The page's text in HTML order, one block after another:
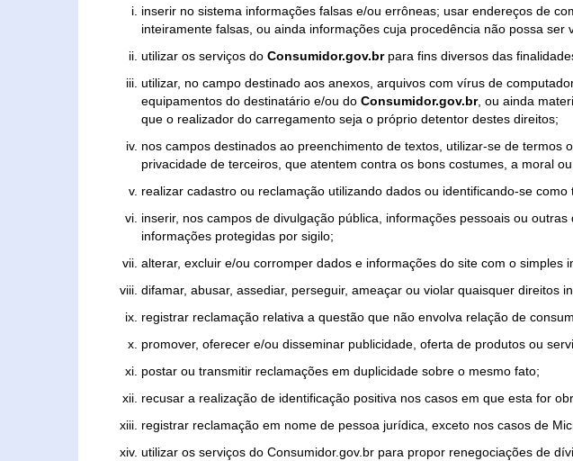
inserir no sistema informações falsas e/ou errôneas; usar endereços de
inteiramente falsas, ou ainda informações cuja procedência não possa ser
utilizar os serviços do Consumidor.gov.brpara fins diversos das
utilizar, no campo destinado aos anexos, arquivos com vírus de
equipamentos do destinatário e/ou do Consumidor.gov.br, ou ainda
que o realizador do carregamento seja o próprio detentor destes direitos;
nos campos destinados ao preenchimento de textos, utilizar-se de
privacidade de terceiros, que atentem contra os bons costumes, a moral
realizar cadastro ou reclamação utilizando dados ou identificando-se
inserir, nos campos de divulgação pública, informações pessoais ou
informações protegidas por sigilo;
alterar, excluir e/ou corromper dados e informações do site com o
difamar, abusar, assediar, perseguir, ameaçar ou violar quaisquer direitos
registrar reclamação relativa a questão que não envolva relação de
promover, oferecer e/ou disseminar publicidade, oferta de produtos ou
postar ou transmitir reclamações em duplicidade sobre o mesmo fato;
recusar a realização de identificação positiva nos casos em que esta for
registrar reclamação em nome de pessoa jurídica, exceto nos casos de
utilizar os serviços do Consumidor.gov.br para propor renegociações de